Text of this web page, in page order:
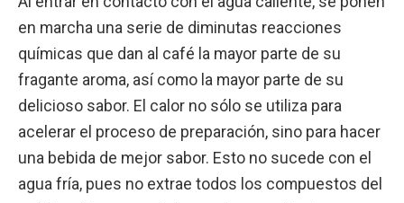
en marcha una serie de diminutas reacciones
químicas que dan al café la mayor parte de su
fragante aroma, así como la mayor parte de su
delicioso sabor. El calor no sólo se utiliza para
acelerar el proceso de preparación, sino para hacer
una bebida de mejor sabor. Esto no sucede con el
agua fría, pues no extrae todos los compuestos del